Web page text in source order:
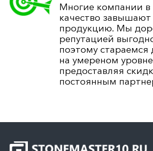
Многие компании в
качество
продукцию. Мы
репутацией
поэтому
на умереном
предоставляя
постоянным